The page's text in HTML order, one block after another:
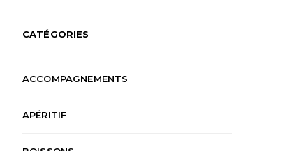
CATÉGORIES
ACCOMPAGNEMENTS
APÉRITIF